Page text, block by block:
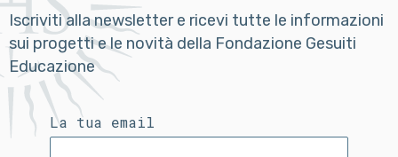
Iscriviti alla newsletter e ricevi tutte le informazioni
sui progetti e le novità della Fondazione Gesuiti
Educazione
La tua email